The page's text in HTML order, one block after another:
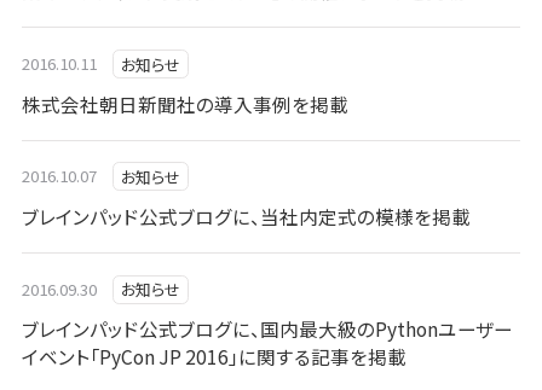
2016.10.11 お知らせ
株式会社朝日新聞社の導入事例を掲載
2016.10.07 お知らせ
ブレインパッド公式ブログに、当社内定式の模様を掲載
2016.09.30 お知らせ
ブレインパッド公式ブログに、国内最大級のPythonユーザー
イベント「PyCon JP 2016」に関する記事を掲載